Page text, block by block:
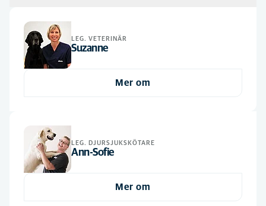
Sortera efter: Default
Default
Alfabetiskt
Alla discipliner
Odontologi
Leg. Djursjukskötare
Leg. Veterinär
LEG. VETERINÄR
Suzanne
Mer om
LEG. DJURSJUKSKÖTARE
Ann-Sofie
Mer om